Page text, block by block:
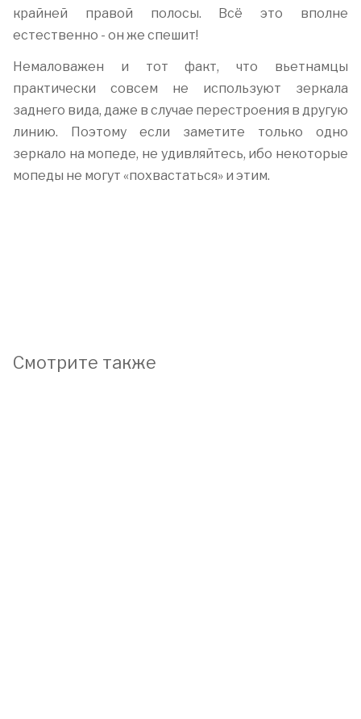
крайней правой полосы. Всё это вполне
естественно - он же спешит!
Немаловажен и тот факт, что вьетнамцы
практически совсем не используют зеркала
заднего вида, даже в случае перестроения в другую
линию. Поэтому если заметите только одно
зеркало на мопеде, не удивляйтесь, ибо некоторые
мопеды не могут «похвастаться» и этим.
Смотрите также